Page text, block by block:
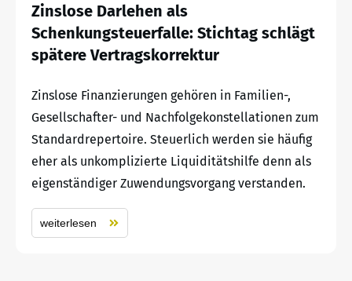
Zinslose Darlehen als
Schenkungsteuerfalle: Stichtag schlägt
spätere Vertragskorrektur
Zinslose Finanzierungen gehören in Familien-,
Gesellschafter- und Nachfolgekonstellationen zum
Standardrepertoire. Steuerlich werden sie häufig
eher als unkomplizierte Liquiditätshilfe denn als
eigenständiger Zuwendungsvorgang verstanden.
weiterlesen